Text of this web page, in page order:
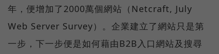
年，便增加了2000萬個網站（Netcraft, July
Web Server Survey）。企業建立了網站只是第
一步，下一步便是如何藉由B2B入口網站及搜尋